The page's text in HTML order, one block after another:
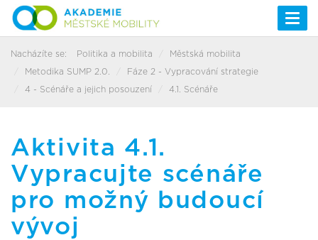
Nacházíte se: Politika a mobilita Městská mobilita
Metodika SUMP 2.0. Fáze 2 - Vypracování strategie
4 - Scénáře a jejich posouzení 4.1. Scénáře
Aktivita 4.1.
Vypracujte scénáře
pro možný budoucí
vývoj